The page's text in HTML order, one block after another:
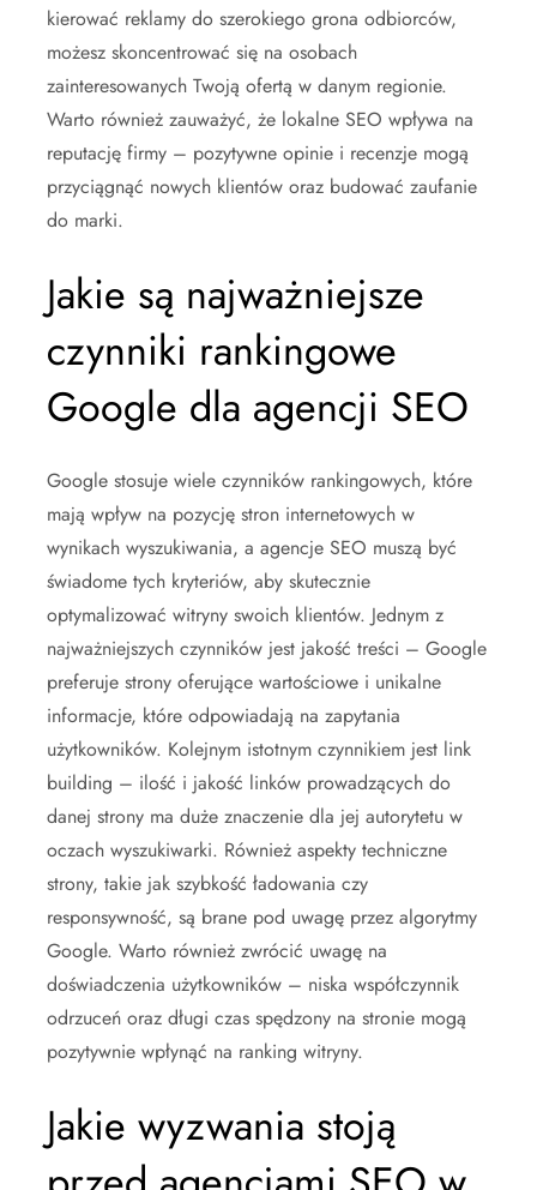
kierować reklamy do szerokiego grona odbiorców,
możesz skoncentrować się na osobach
zainteresowanych Twoją ofertą w danym regionie.
Warto również zauważyć, że lokalne SEO wpływa na
reputację firmy – pozytywne opinie i recenzje mogą
przyciągnąć nowych klientów oraz budować zaufanie
do marki.
Jakie są najważniejsze
czynniki rankingowe
Google dla agencji SEO
Google stosuje wiele czynników rankingowych, które
mają wpływ na pozycję stron internetowych w
wynikach wyszukiwania, a agencje SEO muszą być
świadome tych kryteriów, aby skutecznie
optymalizować witryny swoich klientów. Jednym z
najważniejszych czynników jest jakość treści – Google
preferuje strony oferujące wartościowe i unikalne
informacje, które odpowiadają na zapytania
użytkowników. Kolejnym istotnym czynnikiem jest link
building – ilość i jakość linków prowadzących do
danej strony ma duże znaczenie dla jej autorytetu w
oczach wyszukiwarki. Również aspekty techniczne
strony, takie jak szybkość ładowania czy
responsywność, są brane pod uwagę przez algorytmy
Google. Warto również zwrócić uwagę na
doświadczenia użytkowników – niska współczynnik
odrzuceń oraz długi czas spędzony na stronie mogą
pozytywnie wpłynąć na ranking witryny.
Jakie wyzwania stoją